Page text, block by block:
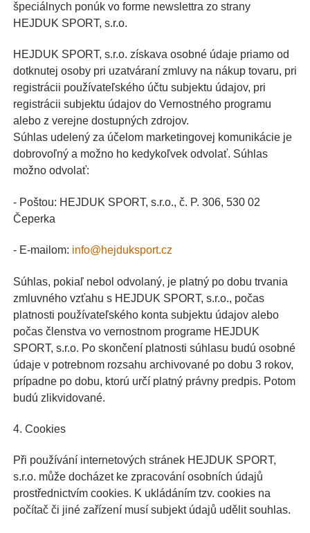
špeciálnych ponúk vo forme newslettra zo strany
HEJDUK SPORT, s.r.o.
HEJDUK SPORT, s.r.o. získava osobné údaje priamo od
dotknutej osoby pri uzatváraní zmluvy na nákup tovaru, pri
registrácii používateľského účtu subjektu údajov, pri
registrácii subjektu údajov do Vernostného programu
alebo z verejne dostupných zdrojov.
Súhlas udelený za účelom marketingovej komunikácie je
dobrovoľný a možno ho kedykoľvek odvolať. Súhlas
možno odvolať:
- Poštou: HEJDUK SPORT, s.r.o., č. P. 306, 530 02
Čeperka
- E-mailom: info@hejduksport.cz
Súhlas, pokiaľ nebol odvolaný, je platný po dobu trvania
zmluvného vzťahu s HEJDUK SPORT, s.r.o., počas
platnosti používateľského konta subjektu údajov alebo
počas členstva vo vernostnom programe HEJDUK
SPORT, s.r.o. Po skončení platnosti súhlasu budú osobné
údaje v potrebnom rozsahu archivované po dobu 3 rokov,
prípadne po dobu, ktorú určí platný právny predpis. Potom
budú zlikvidované.
4. Cookies
Při používání internetových stránek HEJDUK SPORT,
s.r.o. může docházet ke zpracování osobních údajů
prostřednictvím cookies. K ukládáním tzv. cookies na
počítač či jiné zařízení musí subjekt údajů udělit souhlas.